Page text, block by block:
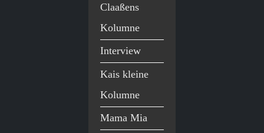
Claaßens
Kolumne
Interview
Kais kleine
Kolumne
Mama Mia